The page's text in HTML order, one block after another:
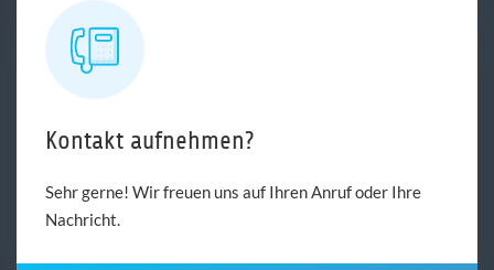
Kontakt aufnehmen?
Sehr gerne! Wir freuen uns auf Ihren Anruf oder Ihre
Nachricht.